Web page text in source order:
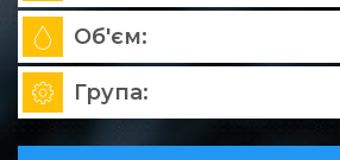
Об'єм:
Група: